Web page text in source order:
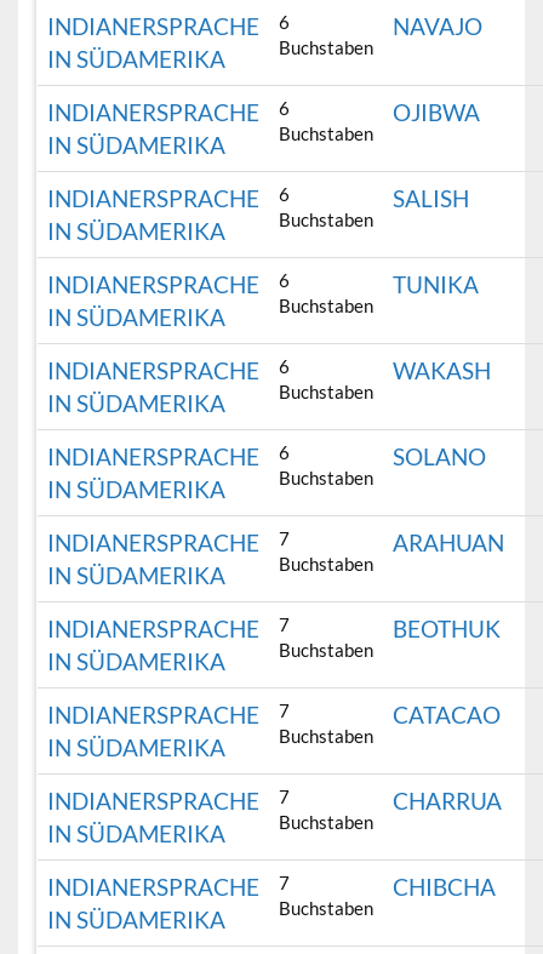
INDIANERSPRACHE
IN SÜDAMERIKA
6
Buchstaben
NAVAJO
INDIANERSPRACHE
IN SÜDAMERIKA
6
Buchstaben
OJIBWA
INDIANERSPRACHE
IN SÜDAMERIKA
6
Buchstaben
SALISH
INDIANERSPRACHE
IN SÜDAMERIKA
6
Buchstaben
TUNIKA
INDIANERSPRACHE
IN SÜDAMERIKA
6
Buchstaben
WAKASH
INDIANERSPRACHE
IN SÜDAMERIKA
6
Buchstaben
SOLANO
INDIANERSPRACHE
IN SÜDAMERIKA
7
Buchstaben
ARAHUAN
INDIANERSPRACHE
IN SÜDAMERIKA
7
Buchstaben
BEOTHUK
INDIANERSPRACHE
IN SÜDAMERIKA
7
Buchstaben
CATACAO
INDIANERSPRACHE
IN SÜDAMERIKA
7
Buchstaben
CHARRUA
INDIANERSPRACHE
IN SÜDAMERIKA
7
Buchstaben
CHIBCHA